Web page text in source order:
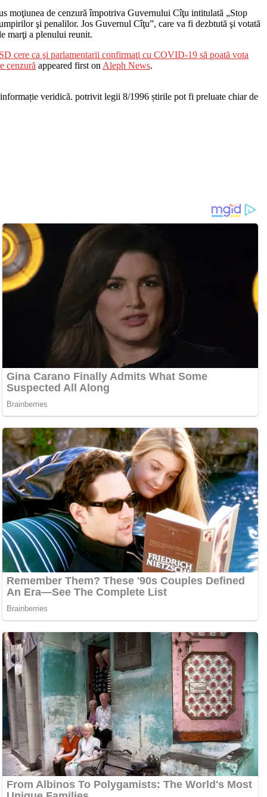
moţiunea de cenzură împotriva Guvernului Cîţu intitulată „Stop
şi penalilor. Jos Guvernul Cîţu”, care va fi dezbtută şi votată
marţi a plenului reunit.
cere ca şi parlamentarii confirmaţi cu COVID-19 să poată vota
cenzură appeared first on Aleph News.
veridică. potrivit legii 8/1996 știrile pot fi preluate chiar de